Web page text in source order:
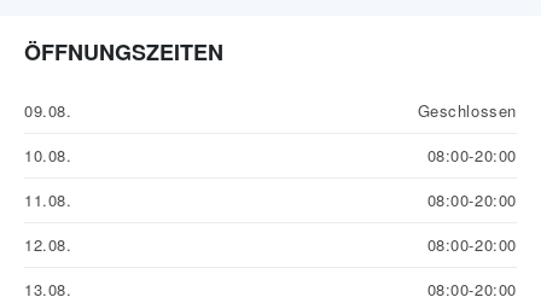
ÖFFNUNGSZEITEN
09.08.
Geschlossen
10.08.
08:00-20:00
11.08.
08:00-20:00
12.08.
08:00-20:00
13.08.
08:00-20:00